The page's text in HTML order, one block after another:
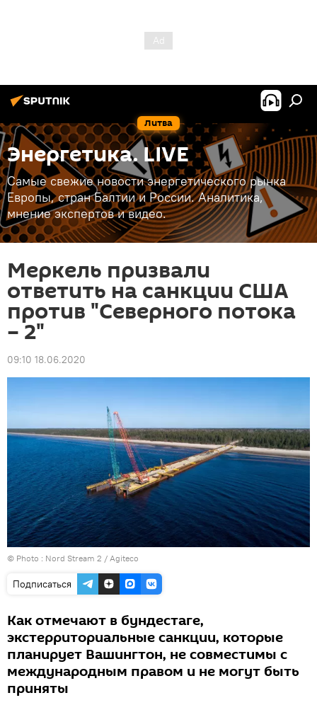
Литва
Энергетика. LIVE
Самые свежие новости энергетического рынка
Европы, стран Балтии и России. Аналитика,
мнение экспертов и видео.
Меркель призвали
ответить на санкции США
против "Северного потока
– 2"
09:10 18.06.2020
© Photo : Nord Stream 2 / Agiteco
Подписаться
Как отмечают в бундестаге,
экстерриториальные санкции, которые
планирует Вашингтон, не совместимы с
международным правом и не могут быть
приняты